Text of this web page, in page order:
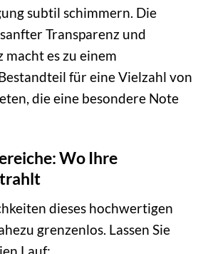
subtil schimmern. Die
Transparenz und
es zu einem
für eine Vielzahl von
die eine besondere Note
Wo Ihre
dieses hochwertigen
grenzenlos. Lassen Sie